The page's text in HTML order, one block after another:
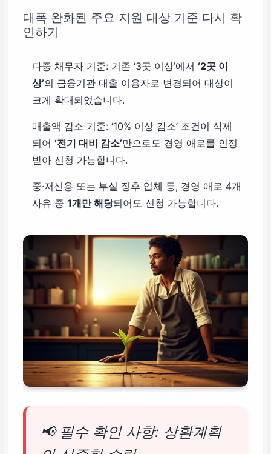
대폭 완화된 주요 지원 대상 기준 다시 확
인하기
다중 채무자 기준: 기존 ‘3곳 이상’에서‘2곳 이
상’의 금융기관 대출 이용자로 변경되어 대상이
크게 확대되었습니다.
매출액 감소 기준: ‘10% 이상 감소’ 조건이 삭제
되어‘전기 대비 감소’만으로도 경영 애로를 인정
받아 신청 가능합니다.
중·저신용 또는 부실 징후 업체 등, 경영 애로 4개
사유 중1개만 해당되어도 신청 가능합니다.
📢 필수 확인 사항: 상환계획